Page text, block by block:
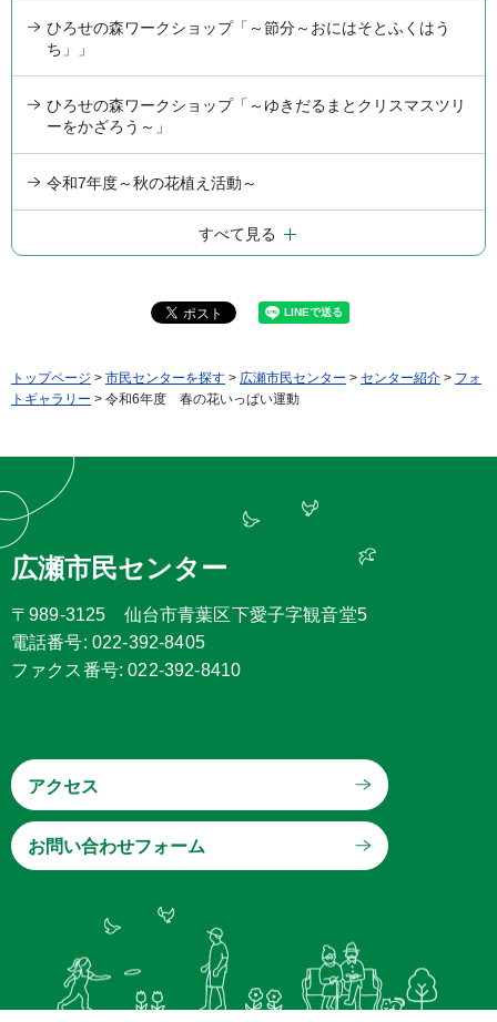
ひろせの森ワークショップ「～節分～おにはそとふくはう
ち」」
ひろせの森ワークショップ「～ゆきだるまとクリスマスツリ
ーをかざろう～」
令和7年度～秋の花植え活動～
すべて見る
トップページ > 市民センターを探す > 広瀬市民センター > センター紹介 > フォ
トギャラリー > 令和6年度 春の花いっぱい運動
広瀬市民センター
〒989-3125 仙台市青葉区下愛子字観音堂5
電話番号: 022-392-8405
ファクス番号: 022-392-8410
アクセス